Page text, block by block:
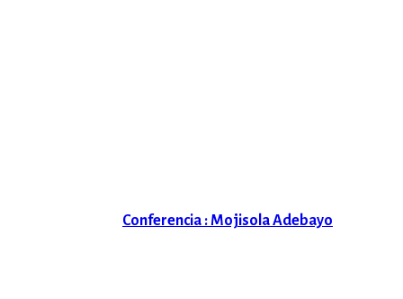
Conferencia : Mojisola Adebayo